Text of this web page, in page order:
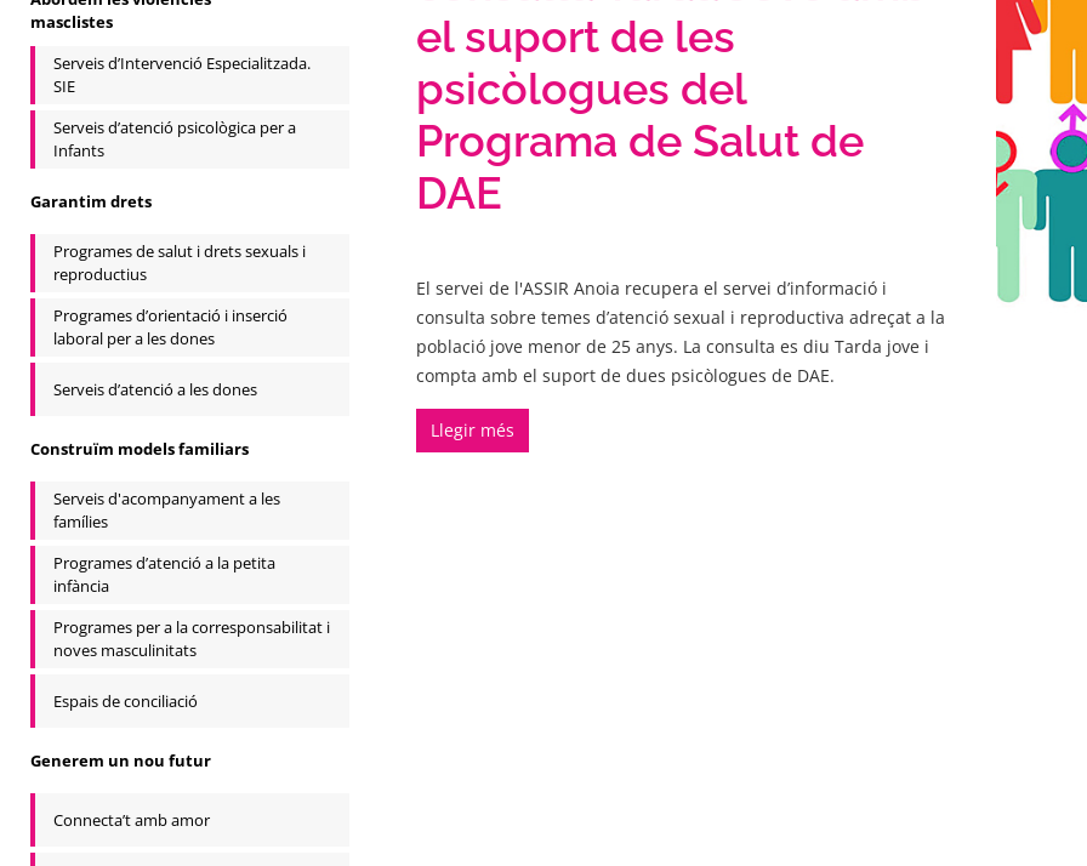
masclistes
Serveis d’Intervenció Especialitzada.
SIE
Serveis d’atenció psicològica per a
Infants
Garantim drets
Programes de salut i drets sexuals i
reproductius
Programes d’orientació i inserció
laboral per a les dones
Serveis d’atenció a les dones
Construïm models familiars
Serveis d'acompanyament a les
famílies
Programes d’atenció a la petita
infància
Programes per a la corresponsabilitat i
noves masculinitats
Espais de conciliació
Generem un nou futur
Connecta’t amb amor
el suport de les
psicòlogues del
Programa de Salut de
DAE
El servei de l'ASSIR Anoia recupera el servei d’informació i
consulta sobre temes d’atenció sexual i reproductiva adreçat a la
població jove menor de 25 anys. La consulta es diu Tarda jove i
compta amb el suport de dues psicòlogues de DAE.
Llegir més